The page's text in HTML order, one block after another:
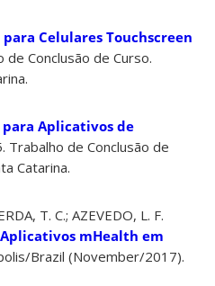
Celulares Touchscreen
de Conclusão de Curso.
Aplicativos de
Trabalho de Conclusão de
Catarina.
T. C.; AZEVEDO, L. F.
mHealth em
Brazil (November/2017).